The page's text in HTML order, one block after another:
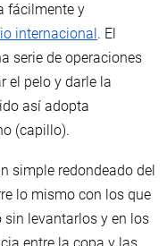
fácilmente y
internacional . El
serie de operaciones
el pelo y darle la
así adopta
(capillo).
simple redondeado del
lo mismo con los que
sin levantarlos y en los